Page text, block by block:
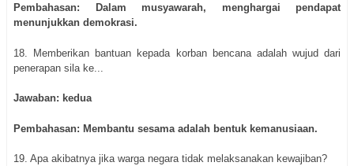
Pembahasan: Dalam musyawarah, menghargai pendapat
menunjukkan demokrasi.
18. Memberikan bantuan kepada korban bencana adalah wujud dari
penerapan sila ke...
Jawaban: kedua
Pembahasan: Membantu sesama adalah bentuk kemanusiaan.
19. Apa akibatnya jika warga negara tidak melaksanakan kewajiban?